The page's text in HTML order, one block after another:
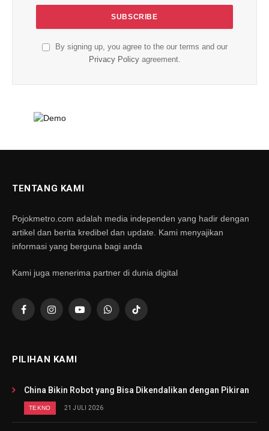
By signing up, you agree to the our terms and our
Privacy Policyagreement.
TENTANG KAMI
Pojokmetro.com adalah media independen yang hadir dengan
artikel dan berita kredibel dan update. Kami menyajikan
informasi yang berguna bagi anda
Kami juga menerima partner di dunia digital
FacebookInstagramYouTubeWhatsAppTikTok
PILIHAN KAMI
China Bikin Robot yang Bisa Dikendalikan dengan Pikiran
TEKNO 21 JULI 2026